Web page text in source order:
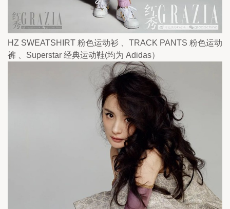
HZ SWEATSHIRT 粉色运动衫 、TRACK PANTS 粉色运动
裤 、Superstar 经典运动鞋(均为 Adidas）